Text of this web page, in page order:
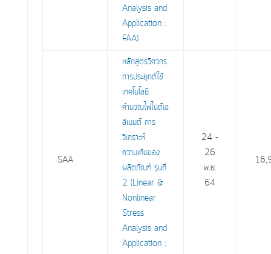
Analysis and
Application :
FAA)
SAA
หลักสูตรวิศวกร
การประยุกต์ใช้
เทคโนโลยี
คำนวณไฟไนต์เอ
ลิเมนต์ การ
วิเคราะห์
ความเค้นของ
ผลิตภัณฑ์ รุ่นที่
2 (Linear &
Nonlinear
Stress
Analysis and
Application :
24 –
26
พ.ย.
64